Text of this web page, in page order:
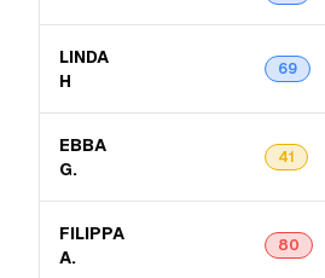
LINDA
H
69
EBBA
G.
41
FILIPPA
A.
80